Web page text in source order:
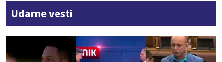
Udarne vesti